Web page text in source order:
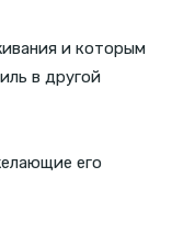
и которым
в другой
его